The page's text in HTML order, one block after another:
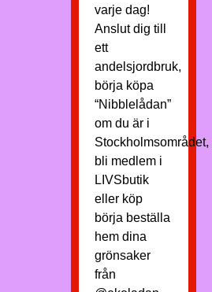
varje dag!
Anslut dig till
ett
andelsjordbruk,
börja köpa
“Nibblelådan”
om du är i
Stockholmsområdet,
bli medlem i
LIVSbutik
eller köp
börja beställa
hem dina
grönsaker
från